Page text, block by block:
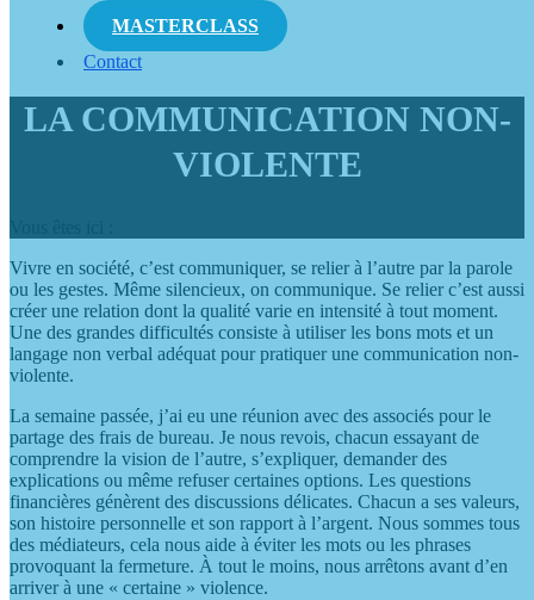
MASTERCLASS
Contact
LA COMMUNICATION NON-
VIOLENTE
Vivre en société, c’est communiquer, se relier à l’autre par la parole
ou les gestes. Même silencieux, on communique. Se relier c’est aussi
créer une relation dont la qualité varie en intensité à tout moment.
Une des grandes difficultés consiste à utiliser les bons mots et un
langage non verbal adéquat pour pratiquer une communication non-
violente.
La semaine passée, j’ai eu une réunion avec des associés pour le
partage des frais de bureau. Je nous revois, chacun essayant de
comprendre la vision de l’autre, s’expliquer, demander des
explications ou même refuser certaines options. Les questions
financières génèrent des discussions délicates. Chacun a ses valeurs,
son histoire personnelle et son rapport à l’argent. Nous sommes tous
des médiateurs, cela nous aide à éviter les mots ou les phrases
provoquant la fermeture. À tout le moins, nous arrêtons avant d’en
arriver à une « certaine » violence.